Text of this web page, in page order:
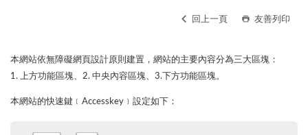
回上一頁 友善列印
本網站依無障礙網頁設計原則建置，網站的主要內容分為三大區塊：
1. 上方功能區塊、2. 中央內容區塊、3.下方功能區塊。
本網站的快速鍵﹝Accesskey﹞設定如下：